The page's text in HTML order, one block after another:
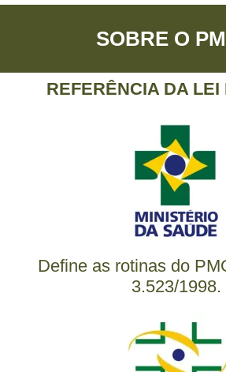
SOBRE O
REFERÊNCIA DA LEI
Define as rotinas do
3.523/1998.